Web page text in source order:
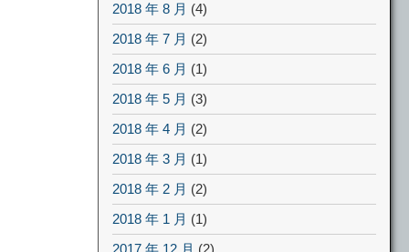
2018 年 8 月 (4)
2018 年 7 月 (2)
2018 年 6 月 (1)
2018 年 5 月 (3)
2018 年 4 月 (2)
2018 年 3 月 (1)
2018 年 2 月 (2)
2018 年 1 月 (1)
2017 年 12 月 (2)